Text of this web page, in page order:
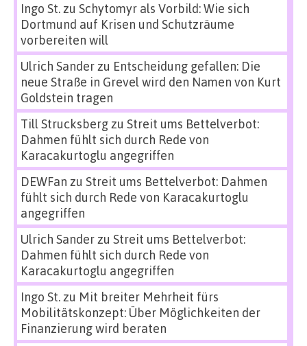
Ingo St.zu Schytomyr als Vorbild: Wie sich
Dortmund auf Krisen und Schutzräume
vorbereiten will
Ulrich Sanderzu Entscheidung gefallen: Die
neue Straße in Grevel wird den Namen von Kurt
Goldstein tragen
Till Strucksbergzu Streit ums Bettelverbot:
Dahmen fühlt sich durch Rede von
Karacakurtoglu angegriffen
DEWFan zu Streit ums Bettelverbot: Dahmen
fühlt sich durch Rede von Karacakurtoglu
angegriffen
Ulrich Sanderzu Streit ums Bettelverbot:
Dahmen fühlt sich durch Rede von
Karacakurtoglu angegriffen
Ingo St.zu Mit breiter Mehrheit fürs
Mobilitätskonzept: Über Möglichkeiten der
Finanzierung wird beraten